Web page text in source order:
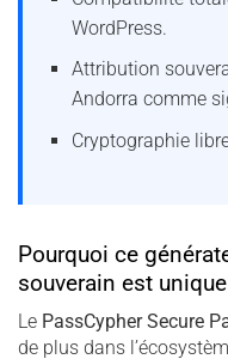
WordPress.
Attribution
Andorra comme
Cryptographie
Pourquoi ce
souverain est unique
Le PassCypher Secure
de plus dans